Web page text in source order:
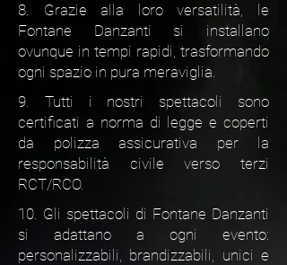
8. Grazie alla loro versatilità, le
Fontane Danzanti si installano
ovunque in tempi rapidi, trasformando
ogni spazio in pura meraviglia.
9. Tutti i nostri spettacoli sono
certificati a norma di legge e coperti
da polizza assicurativa per la
responsabilità civile verso terzi
RCT/RCO.
10. Gli spettacoli di Fontane Danzanti
si adattano a ogni evento:
personalizzabili, brandizzabili, unici e